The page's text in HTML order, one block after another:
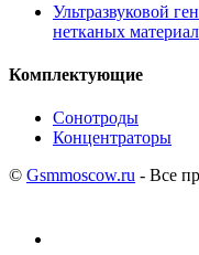
Ультразвуковой
нетканых
Комплектующие
Сонотроды
Концентраторы
© Gsmmoscow.ru - Все